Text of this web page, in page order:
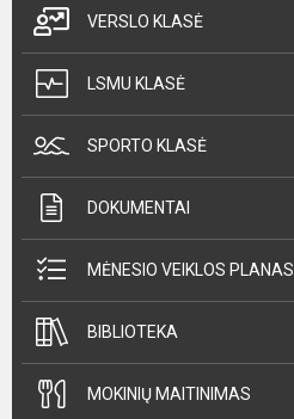
VERSLO KLASĖ
LSMU KLASĖ
SPORTO KLASĖ
DOKUMENTAI
MĖNESIO VEIKLOS PLANAS
BIBLIOTEKA
MOKINIŲ MAITINIMAS